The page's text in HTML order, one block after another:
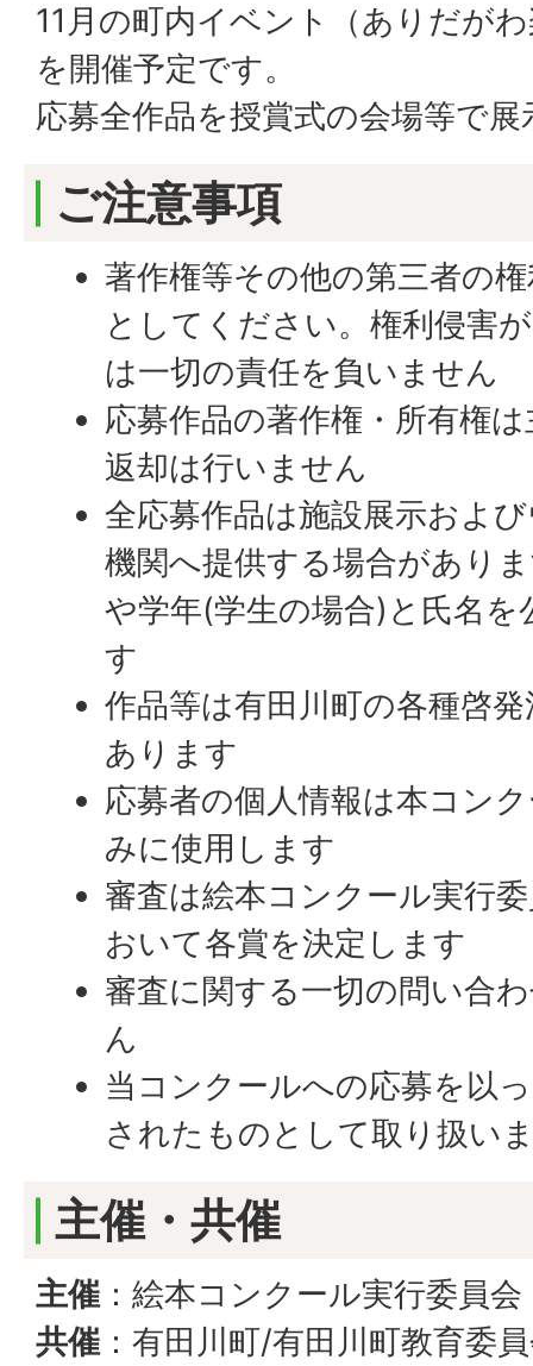
11月の町内イベント（ありだが
を開催予定です。
応募全作品を授賞式の会場等で
ご注意事項
著作権等その他の第三者の
としてください。権利侵害
は一切の責任を負いません
応募作品の著作権・所有権
返却は行いません
全応募作品は施設展示およ
機関へ提供する場合があり
や学年(学生の場合)と氏名
す
作品等は有田川町の各種啓
あります
応募者の個人情報は本コン
みに使用します
審査は絵本コンクール実行
おいて各賞を決定します
審査に関する一切の問い合
ん
当コンクールへの応募を以
されたものとして取り扱い
主催・共催
主催：絵本コンクール実行委員会
共催：有田川町/有田川町教育委